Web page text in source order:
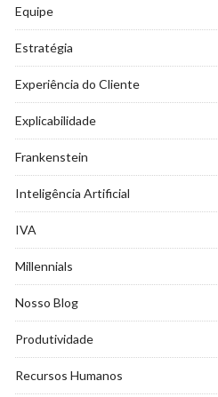
Equipe
Estratégia
Experiência do Cliente
Explicabilidade
Frankenstein
Inteligência Artificial
IVA
Millennials
Nosso Blog
Produtividade
Recursos Humanos